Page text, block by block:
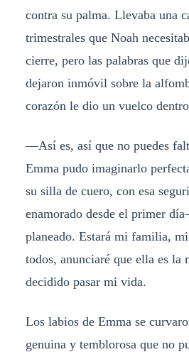
contra su palma. Llevaba una
trimestrales que Noah
cierre, pero las palabras que
dejaron inmóvil sobre la
corazón le dio un vuelco
​—Así es, así que no puedes
Emma pudo imaginarlo
su silla de cuero, con esa
enamorado desde el primer
planeado. Estará mi familia,
todos, anunciaré que ella es la
decidido pasar mi vida.
​Los labios de Emma se
genuina y temblorosa que no